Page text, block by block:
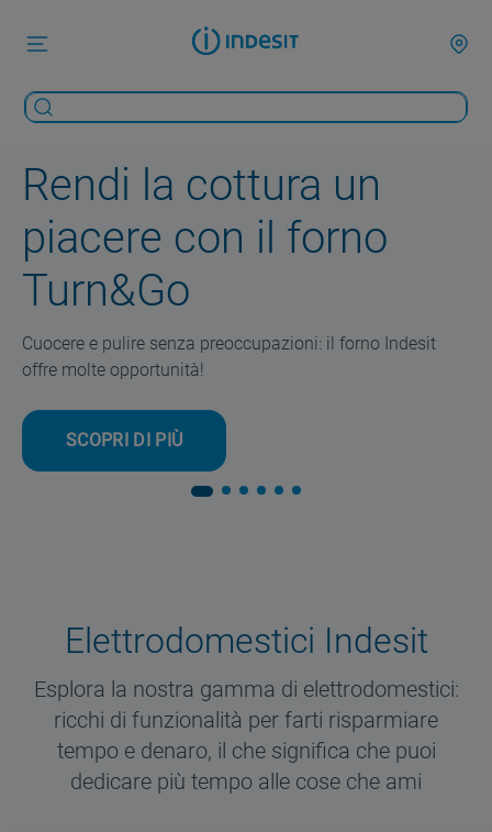
Rendi la cottura un
piacere con il forno
Turn&Go
Cuocere e pulire senza preoccupazioni: il forno Indesit
offre molte opportunità!
SCOPRI DI PIÙ
Elettrodomestici Indesit
Esplora la nostra gamma di elettrodomestici:
ricchi di funzionalità per farti risparmiare
tempo e denaro, il che significa che puoi
dedicare più tempo alle cose che ami